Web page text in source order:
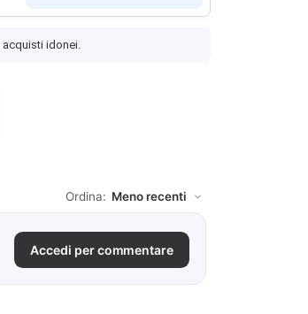
acquisti idonei.
Ordina:
Accedi per commentare